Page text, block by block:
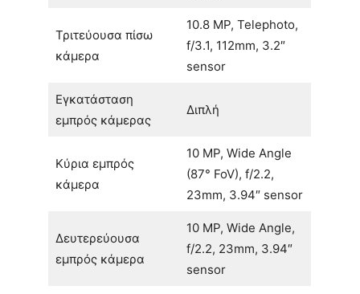
Τριτεύουσα πίσω
κάμερα
10.8 MP, Telephoto,
f/3.1, 112mm, 3.2″
sensor
Εγκατάσταση
εμπρός κάμερας
Διπλή
Κύρια εμπρός
κάμερα
10 MP, Wide Angle
(87° FoV), f/2.2,
23mm, 3.94″ sensor
Δευτερεύουσα
εμπρός κάμερα
10 MP, Wide Angle,
f/2.2, 23mm, 3.94″
sensor